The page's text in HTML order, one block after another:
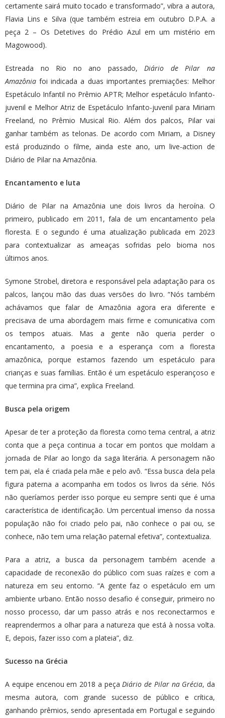
certamente sairá muito tocado e transformado”, vibra a autora,
Flavia Lins e Silva (que também estreia em outubro D.P.A. a
peça 2 – Os Detetives do Prédio Azul em um mistério em
Magowood).
Estreada no Rio no ano passado, Diário de Pilar na
Amazônia foi indicada a duas importantes premiações: Melhor
Espetáculo Infantil no Prêmio APTR; Melhor espetáculo Infanto-
juvenil e Melhor Atriz de Espetáculo Infanto-juvenil para Miriam
Freeland, no Prêmio Musical Rio. Além dos palcos, Pilar vai
ganhar também as telonas. De acordo com Miriam, a Disney
está produzindo o filme, ainda este ano, um live-action de
Diário de Pilar na Amazônia.
Encantamento e luta
Diário de Pilar na Amazônia une dois livros da heroína. O
primeiro, publicado em 2011, fala de um encantamento pela
floresta. E o segundo é uma atualização publicada em 2023
para contextualizar as ameaças sofridas pelo bioma nos
últimos anos.
Symone Strobel, diretora e responsável pela adaptação para os
palcos, lançou mão das duas versões do livro. “Nós também
achávamos que falar de Amazônia agora era diferente e
precisava de uma abordagem mais firme e comunicativa com
os tempos atuais. Mas a gente não queria perder o
encantamento, a poesia e a esperança com a floresta
amazônica, porque estamos fazendo um espetáculo para
crianças e suas famílias. Então é um espetáculo esperançoso e
que termina pra cima”, explica Freeland.
Busca pela origem
Apesar de ter a proteção da floresta como tema central, a atriz
conta que a peça continua a tocar em pontos que moldam a
jornada de Pilar ao longo da saga literária. A personagem não
tem pai, ela é criada pela mãe e pelo avô. “Essa busca dela pela
figura paterna a acompanha em todos os livros da série. Nós
não queríamos perder isso porque eu sempre senti que é uma
característica de identificação. Um percentual imenso da nossa
população não foi criado pelo pai, não conhece o pai ou, se
conhece, não tem uma relação paternal efetiva”, contextualiza.
Para a atriz, a busca da personagem também acende a
capacidade de reconexão do público com suas raízes e com a
natureza em seu entorno. “A gente faz o espetáculo em um
ambiente urbano. Então nosso desafio é conseguir, primeiro no
nosso processo, dar um passo atrás e nos reconectarmos e
reaprendermos a olhar para a natureza que está à nossa volta.
E, depois, fazer isso com a plateia”, diz.
Sucesso na Grécia
A equipe encenou em 2018 a peça Diário de Pilar na Grécia, da
mesma autora, com grande sucesso de público e crítica,
ganhando prêmios, sendo apresentada em Portugal e seguindo